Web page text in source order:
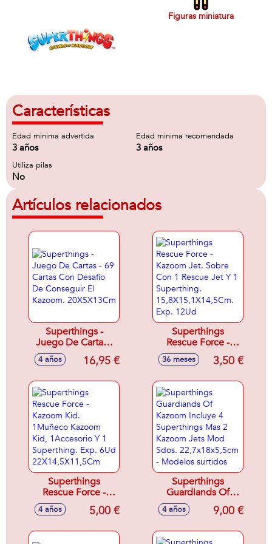
Figuras miniatura
Características
Edad minima advertida
3 años
Edad minima recomendada
3 años
Utiliza pilas
No
Artículos relacionados
Superthings -
Juego De Cartas -
69 Cartas Con
Desafío De
Kazoom.
20X5X13Cm
4 años 16,95 €
Superthings
Rescue Force -
Kazoom Jet. Sobre
Con 1 Rescue Jet Y
15,8X15,1X14,5Cm.
Exp. 12Ud
36 meses 3,50 €
Superthings
Rescue Force -
Kazoom Kid.
1Muñeco Kazoom
4 años 5,00 €
Superthings
Guardiands Of
Kazoom Incluye 4
Superthings Mas 2
Sdos.
4 años 9,00 €